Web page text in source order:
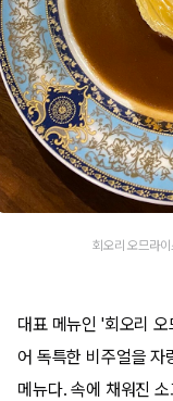
회오리 오므라
대표 메뉴인 '회오리
어 독특한 비주얼을 자
메뉴다. 속에 채워진